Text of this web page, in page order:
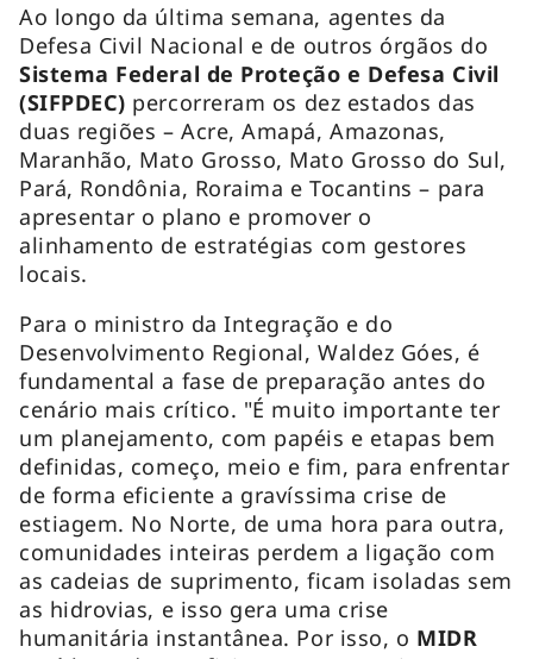
Ao longo da última semana, agentes da
Defesa Civil Nacional e de outros órgãos do
Sistema Federal de Proteção e Defesa Civil
(SIFPDEC) percorreram os dez estados das
duas regiões – Acre, Amapá, Amazonas,
Maranhão, Mato Grosso, Mato Grosso do Sul,
Pará, Rondônia, Roraima e Tocantins – para
apresentar o plano e promover o
alinhamento de estratégias com gestores
locais.
Para o ministro da Integração e do
Desenvolvimento Regional, Waldez Góes, é
fundamental a fase de preparação antes do
cenário mais crítico. "É muito importante ter
um planejamento, com papéis e etapas bem
definidas, começo, meio e fim, para enfrentar
de forma eficiente a gravíssima crise de
estiagem. No Norte, de uma hora para outra,
comunidades inteiras perdem a ligação com
as cadeias de suprimento, ficam isoladas sem
as hidrovias, e isso gera uma crise
humanitária instantânea. Por isso, o MIDR